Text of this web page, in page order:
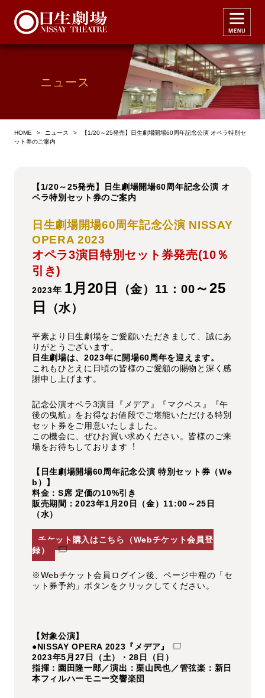
ニュース
HOME > ニュース >
【1/20～25発売】日生劇場開場60周年記念公演 オペラ特別セ
ット券のご案内
【1/20～25発売】日生劇場開場60周年記念公演 オ
ペラ特別セット券のご案内
日生劇場開場60周年記念公演 NISSAY
OPERA 2023
オペラ3演目特別セット券発売(10％
引き)
2023年 1月20日 （金）11：00 ～25
日
（水）
平素より日生劇場をご愛顧いただきまして、誠にあ
りがとうございます。
日生劇場は、2023年に開場60周年を迎えます。
これもひとえに日頃の皆様のご愛顧の賜物と深く感
謝申し上げます。
記念公演オペラ3演目『メデア』『マクベス』『午
後の曳航』をお得なお値段でご堪能いただける特別
セット券をご用意いたしました。
この機会に、ぜひお買い求めください。皆様のご来
場をお待ちしております︕
【日生劇場開場60周年記念公演 特別セット券（We
b）】
料金：S席 定価の10%引き
販売期間：2023年1月20日（金）11:00～25日
（水）
チケット購入はこちら（Webチケット会員登
録）
※Webチケット会員ログイン後、ページ中程の「セ
ット券予約」ボタンをクリックしてください。
【対象公演】
●NISSAY OPERA 2023『メデア』
2023年5月27日（土）・28日（日）
指揮：園田隆一郎／演出：栗山民也／管弦楽：新日
本フィルハーモニー交響楽団